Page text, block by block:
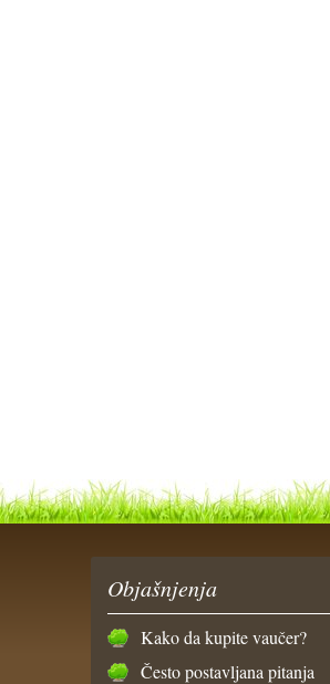
Objašnjenja
Kako da kupite vaučer?
Često postavljana pitanja